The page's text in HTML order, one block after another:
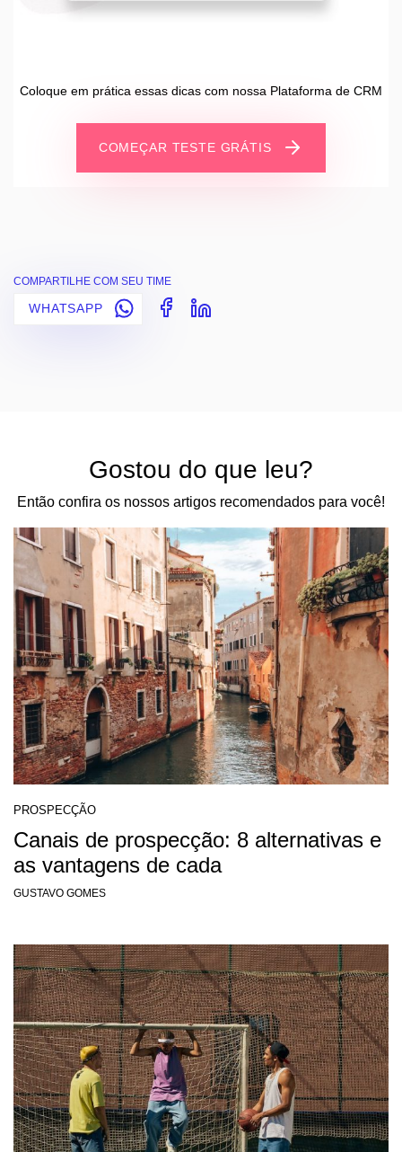
Coloque em prática essas dicas com nossa Plataforma de CRM
COMEÇAR TESTE GRÁTIS
COMPARTILHE COM SEU TIME
WHATSAPP
Gostou do que leu?
Então confira os nossos artigos recomendados para você!
PROSPECÇÃO
Canais de prospecção: 8 alternativas e
as vantagens de cada
GUSTAVO GOMES